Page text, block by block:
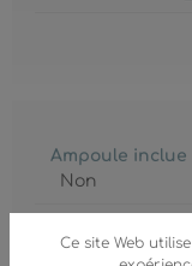
Ce site Web
Ampoule inclue
Non